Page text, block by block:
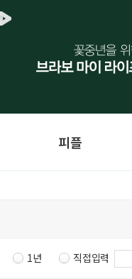
피플
1년 직접입력